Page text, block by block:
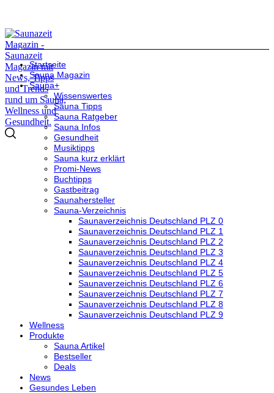
Startseite
Sauna Magazin
Sauna+
Wissenswertes
Sauna Tipps
Sauna Ratgeber
Sauna Infos
Gesundheit
Musiktipps
Sauna kurz erklärt
Promi-News
Buchtipps
Gastbeitrag
Saunahersteller
Sauna-Verzeichnis
Saunaverzeichnis Deutschland PLZ 0
Saunaverzeichnis Deutschland PLZ 1
Saunaverzeichnis Deutschland PLZ 2
Saunaverzeichnis Deutschland PLZ 3
Saunaverzeichnis Deutschland PLZ 4
Saunaverzeichnis Deutschland PLZ 5
Saunaverzeichnis Deutschland PLZ 6
Saunaverzeichnis Deutschland PLZ 7
Saunaverzeichnis Deutschland PLZ 8
Saunaverzeichnis Deutschland PLZ 9
Wellness
Produkte
Sauna Artikel
Bestseller
Deals
News
Gesundes Leben